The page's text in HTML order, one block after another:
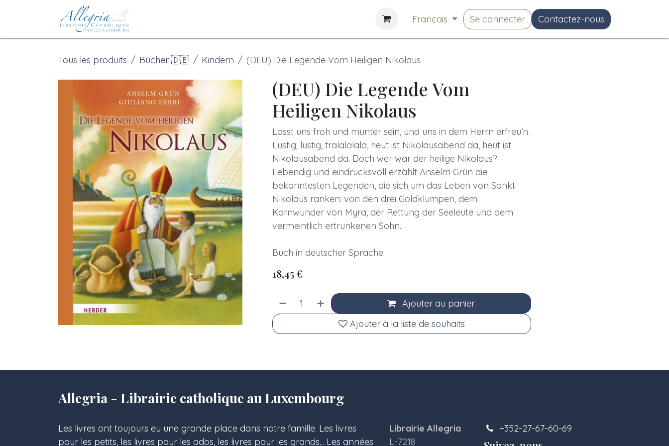
Se rendre au contenu
Français Se connecter Contactez-nous
Tous les produits Bücher 🇩🇪 Kindern (DEU) Die Legende Vom Heiligen Nikolaus
(DEU) Die Legende Vom
Heiligen Nikolaus
Lasst uns froh und munter sein, und uns in dem Herrn erfreu’n.
Lustig; lustig, tralalalala, heut ist Nikolausabend da, heut ist
Nikolausabend da. Doch wer war der heilige Nikolaus?
Lebendig und eindrucksvoll erzählt Anselm Grün die
bekanntesten Legenden, die sich um das Leben von Sankt
Nikolaus ranken: von den drei Goldklumpen, dem
Kornwunder von Myra, der Rettung der Seeleute und dem
vermeintlich ertrunkenen Sohn.
Buch in deutscher Sprache.
18,45€
Ajouter au panier
Ajouter à la liste de souhaits
Allegria - Librairie catholique au Luxembourg
Les livres ont toujours eu une grande place dans notre famille. Les livres
pour les petits, les livres pour les ados, les livres pour les grands... Les années
Librairie Allegria
L-7218
+352-27-67-60-69